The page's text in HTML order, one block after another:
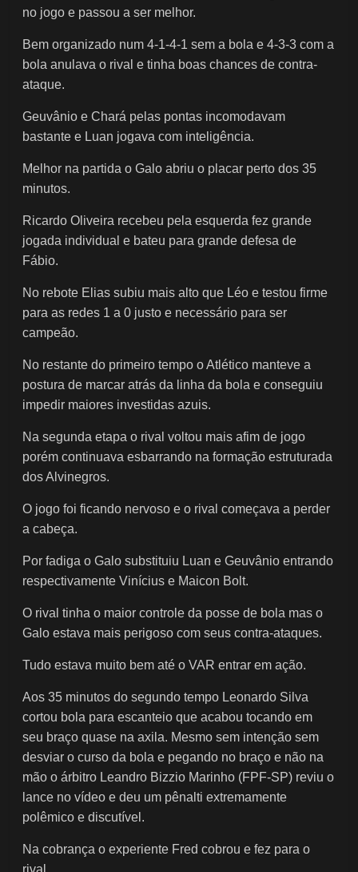
no jogo e passou a ser melhor.
Bem organizado num 4-1-4-1 sem a bola e 4-3-3 com a
bola anulava o rival e tinha boas chances de contra-
ataque.
Geuvânio e Chará pelas pontas incomodavam
bastante e Luan jogava com inteligência.
Melhor na partida o Galo abriu o placar perto dos 35
minutos.
Ricardo Oliveira recebeu pela esquerda fez grande
jogada individual e bateu para grande defesa de
Fábio.
No rebote Elias subiu mais alto que Léo e testou firme
para as redes 1 a 0 justo e necessário para ser
campeão.
No restante do primeiro tempo o Atlético manteve a
postura de marcar atrás da linha da bola e conseguiu
impedir maiores investidas azuis.
Na segunda etapa o rival voltou mais afim de jogo
porém continuava esbarrando na formação estruturada
dos Alvinegros.
O jogo foi ficando nervoso e o rival começava a perder
a cabeça.
Por fadiga o Galo substituiu Luan e Geuvânio entrando
respectivamente Vinícius e Maicon Bolt.
O rival tinha o maior controle da posse de bola mas o
Galo estava mais perigoso com seus contra-ataques.
Tudo estava muito bem até o VAR entrar em ação.
Aos 35 minutos do segundo tempo Leonardo Silva
cortou bola para escanteio que acabou tocando em
seu braço quase na axila. Mesmo sem intenção sem
desviar o curso da bola e pegando no braço e não na
mão o árbitro Leandro Bizzio Marinho (FPF-SP) reviu o
lance no vídeo e deu um pênalti extremamente
polêmico e discutível.
Na cobrança o experiente Fred cobrou e fez para o
rival.